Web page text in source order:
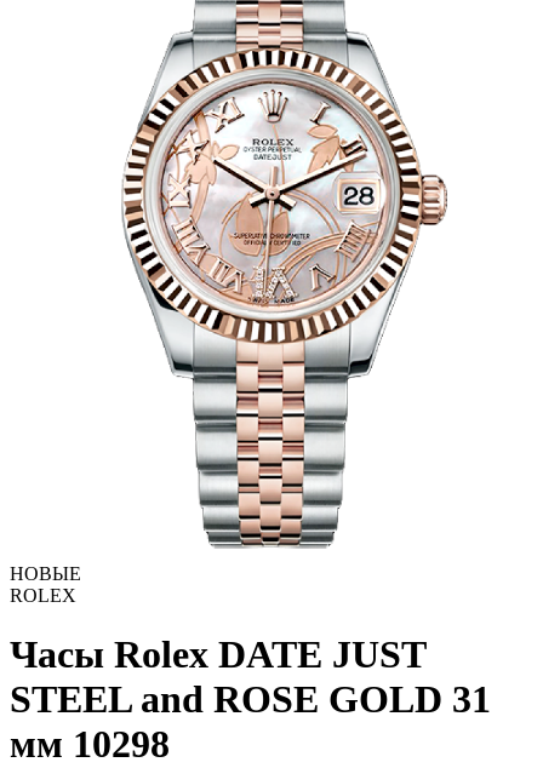
НОВЫЕ
ROLEX
Часы Rolex DATE JUST
STEEL and ROSE GOLD 31
мм 10298